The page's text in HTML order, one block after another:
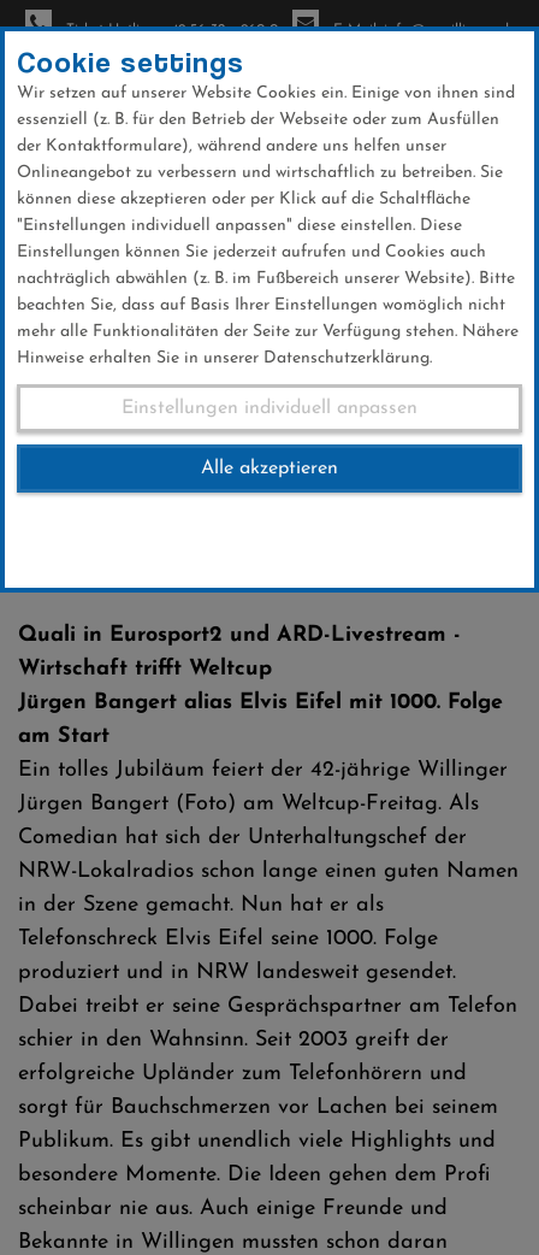
Direkt
zum
Inhalt
Ticket-Hotline: +49 56 32 - 960-0 E-Mail: info@sc-willingen.de
News
Weltcup-Splitter 08.01.2016 (2)
08 .Januar 2016
Quali in Eurosport2 und ARD-Livestream -
Wirtschaft trifft Weltcup
Jürgen Bangert alias Elvis Eifel mit 1000. Folge
am Start
Ein tolles Jubiläum feiert der 42-jährige Willinger
Jürgen Bangert (Foto) am Weltcup-Freitag. Als
Comedian hat sich der Unterhaltungschef der
NRW-Lokalradios schon lange einen guten Namen
in der Szene gemacht. Nun hat er als
Telefonschreck Elvis Eifel seine 1000. Folge
produziert und in NRW landesweit gesendet.
Dabei treibt er seine Gesprächspartner am Telefon
schier in den Wahnsinn. Seit 2003 greift der
erfolgreiche Upländer zum Telefonhörern und
sorgt für Bauchschmerzen vor Lachen bei seinem
Publikum. Es gibt unendlich viele Highlights und
besondere Momente. Die Ideen gehen dem Profi
scheinbar nie aus. Auch einige Freunde und
Bekannte in Willingen mussten schon daran
Cookie settings
Wir setzen auf unserer Website Cookies ein. Einige von ihnen sind
essenziell (z. B. für den Betrieb der Webseite oder zum Ausfüllen
der Kontaktformulare), während andere uns helfen unser
Onlineangebot zu verbessern und wirtschaftlich zu betreiben. Sie
können diese akzeptieren oder per Klick auf die Schaltfläche
"Einstellungen individuell anpassen" diese einstellen. Diese
Einstellungen können Sie jederzeit aufrufen und Cookies auch
nachträglich abwählen (z. B. im Fußbereich unserer Website). Bitte
beachten Sie, dass auf Basis Ihrer Einstellungen womöglich nicht
mehr alle Funktionalitäten der Seite zur Verfügung stehen. Nähere
Hinweise erhalten Sie in unserer Datenschutzerklärung.
Einstellungen individuell anpassen
Alle akzeptieren